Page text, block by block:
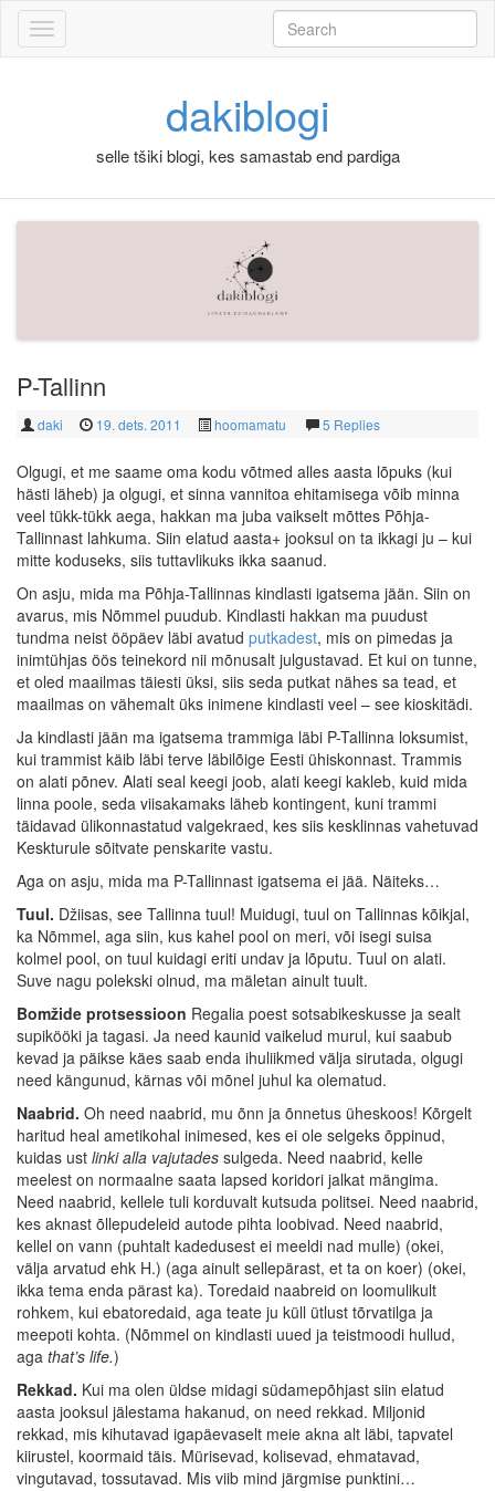
Skip to content
for:
dakiblogi
selle tšiki blogi, kes samastab end pardiga
P-Tallinn
daki 19. dets. 2011 hoomamatu 5 Replies
Olgugi, et me saame oma kodu võtmed alles aasta lõpuks (kui
hästi läheb) ja olgugi, et sinna vannitoa ehitamisega võib minna
veel tükk-tükk aega, hakkan ma juba vaikselt mõttes Põhja-
Tallinnast lahkuma. Siin elatud aasta+ jooksul on ta ikkagi ju – kui
mitte koduseks, siis tuttavlikuks ikka saanud.
On asju, mida ma Põhja-Tallinnas kindlasti igatsema jään. Siin on
avarus, mis Nõmmel puudub. Kindlasti hakkan ma puudust
tundma neist ööpäev läbi avatud putkadest, mis on pimedas ja
inimtühjas öös teinekord nii mõnusalt julgustavad. Et kui on tunne,
et oled maailmas täiesti üksi, siis seda putkat nähes sa tead, et
maailmas on vähemalt üks inimene kindlasti veel – see kioskitädi.
Ja kindlasti jään ma igatsema trammiga läbi P-Tallinna loksumist,
kui trammist käib läbi terve läbilõige Eesti ühiskonnast. Trammis
on alati põnev. Alati seal keegi joob, alati keegi kakleb, kuid mida
linna poole, seda viisakamaks läheb kontingent, kuni trammi
täidavad ülikonnastatud valgekraed, kes siis kesklinnas vahetuvad
Keskturule sõitvate penskarite vastu.
Aga on asju, mida ma P-Tallinnast igatsema ei jää. Näiteks…
Tuul. Džiisas, see Tallinna tuul! Muidugi, tuul on Tallinnas kõikjal,
ka Nõmmel, aga siin, kus kahel pool on meri, või isegi suisa
kolmel pool, on tuul kuidagi eriti undav ja lõputu. Tuul on alati.
Suve nagu polekski olnud, ma mäletan ainult tuult.
Bomžide protsessioon Regalia poest sotsabikeskusse ja sealt
supikööki ja tagasi. Ja need kaunid vaikelud murul, kui saabub
kevad ja päikse käes saab enda ihuliikmed välja sirutada, olgugi
need kängunud, kärnas või mõnel juhul ka olematud.
Naabrid. Oh need naabrid, mu õnn ja õnnetus üheskoos! Kõrgelt
haritud heal ametikohal inimesed, kes ei ole selgeks õppinud,
kuidas ust linki alla vajutades sulgeda. Need naabrid, kelle
meelest on normaalne saata lapsed koridori jalkat mängima.
Need naabrid, kellele tuli korduvalt kutsuda politsei. Need naabrid,
kes aknast õllepudeleid autode pihta loobivad. Need naabrid,
kellel on vann (puhtalt kadedusest ei meeldi nad mulle) (okei,
välja arvatud ehk H.) (aga ainult sellepärast, et ta on koer) (okei,
ikka tema enda pärast ka). Toredaid naabreid on loomulikult
rohkem, kui ebatoredaid, aga teate ju küll ütlust tõrvatilga ja
meepoti kohta. (Nõmmel on kindlasti uued ja teistmoodi hullud,
aga that’s life.)
Rekkad. Kui ma olen üldse midagi südamepõhjast siin elatud
aasta jooksul jälestama hakanud, on need rekkad. Miljonid
rekkad, mis kihutavad igapäevaselt meie akna alt läbi, tapvatel
kiirustel, koormaid täis. Mürisevad, kolisevad, ehmatavad,
vingutavad, tossutavad. Mis viib mind järgmise punktini…